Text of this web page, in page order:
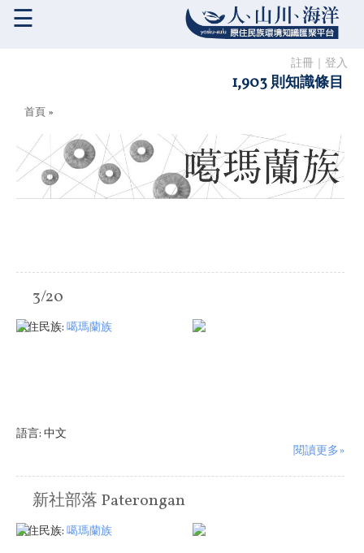
註冊 登入
1,903 則知識條目
☰
您在這裡
首頁 »
3/20
原住民族: 噶瑪蘭族
語言: 中文
閱讀更多»
新社部落 Paterongan
原住民族: 噶瑪蘭族